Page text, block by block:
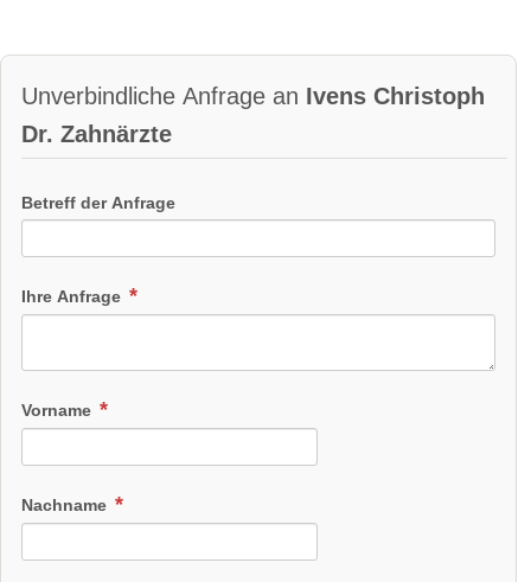
Unverbindliche Anfrage an Ivens Christoph
Dr. Zahnärzte
Betreff der Anfrage
Ihre Anfrage
Vorname
Nachname